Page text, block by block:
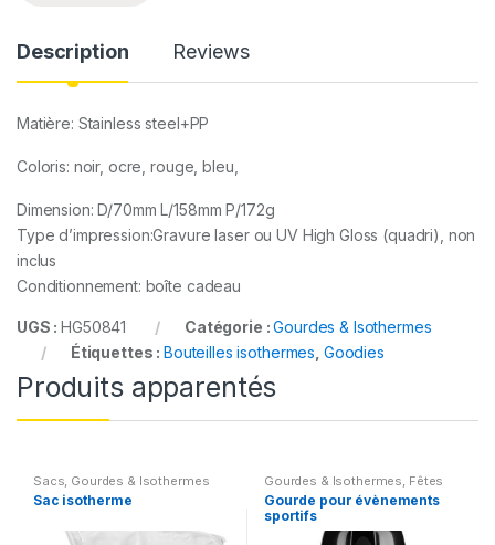
Description Reviews
Matière: Stainless steel+PP
Coloris: noir, ocre, rouge, bleu,
Dimension: D/70mm L/158mm P/172g
Type d’impression:Gravure laser ou UV High Gloss (quadri), non
inclus
Conditionnement: boîte cadeau
UGS :HG50841 Catégorie :Gourdes & Isothermes
Étiquettes :Bouteilles isothermes Goodies
Produits apparentés
Sacs Gourdes & Isothermes
Sac isotherme
Gourdes & Isothermes Fêtes
diverses Loisirs & Jeux Sport
Gourde pour évènements
sportifs